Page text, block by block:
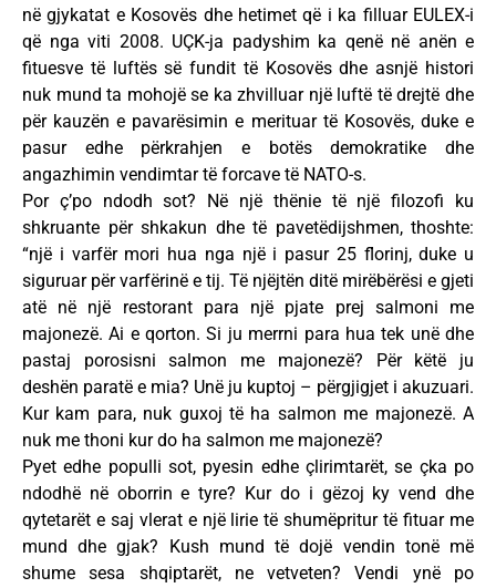
në gjykatat e Kosovës dhe hetimet që i ka filluar EULEX-i
që nga viti 2008. UÇK-ja padyshim ka qenë në anën e
fituesve të luftës së fundit të Kosovës dhe asnjë histori
nuk mund ta mohojë se ka zhvilluar një luftë të drejtë dhe
për kauzën e pavarësimin e merituar të Kosovës, duke e
pasur edhe përkrahjen e botës demokratike dhe
angazhimin vendimtar të forcave të NATO-s.
Por ç’po ndodh sot? Në një thënie të një filozofi ku
shkruante për shkakun dhe të pavetëdijshmen, thoshte:
“një i varfër mori hua nga një i pasur 25 florinj, duke u
siguruar për varfërinë e tij. Të njëjtën ditë mirëbërësi e gjeti
atë në një restorant para një pjate prej salmoni me
majonezë. Ai e qorton. Si ju merrni para hua tek unë dhe
pastaj porosisni salmon me majonezë? Për këtë ju
deshën paratë e mia? Unë ju kuptoj – përgjigjet i akuzuari.
Kur kam para, nuk guxoj të ha salmon me majonezë. A
nuk me thoni kur do ha salmon me majonezë?
Pyet edhe populli sot, pyesin edhe çlirimtarët, se çka po
ndodhë në oborrin e tyre? Kur do i gëzoj ky vend dhe
qytetarët e saj vlerat e një lirie të shumëpritur të fituar me
mund dhe gjak? Kush mund të dojë vendin tonë më
shume sesa shqiptarët, ne vetveten? Vendi ynë po